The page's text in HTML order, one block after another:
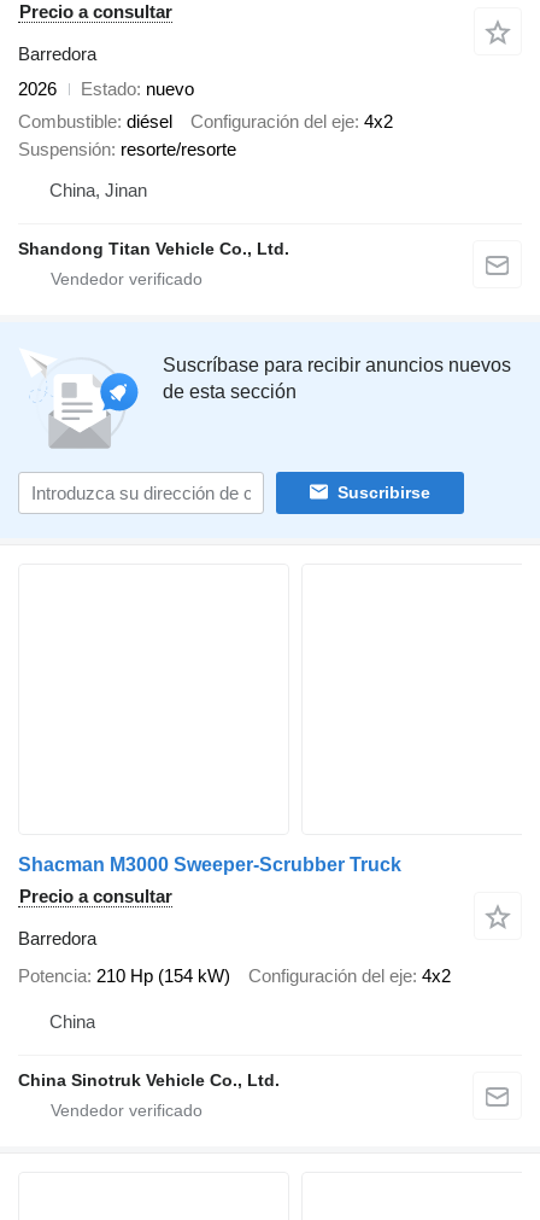
Precio a consultar
Barredora
2026
Estado nuevo
Combustible diésel Configuración del eje 4x2
Suspensión resorte/resorte
China, Jinan
Shandong Titan Vehicle Co., Ltd.
Suscríbase para recibir anuncios nuevos
de esta sección
Suscribirse
Shacman M3000 Sweeper-Scrubber Truck
Precio a consultar
Barredora
Potencia 210 Hp (154 kW) Configuración del eje 4x2
China
China Sinotruk Vehicle Co., Ltd.